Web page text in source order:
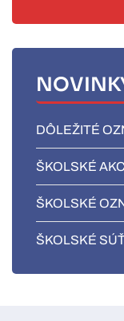
DÔLEŽITÉ
ŠKOLSKÉ
ŠKOLSKÉ
ŠKOLSKÉ